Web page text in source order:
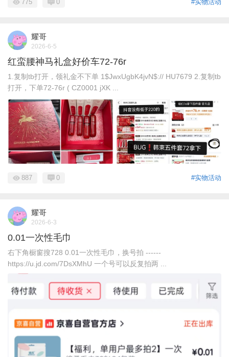
#实物活动
775 0
耀哥
2026-6-5
红蛮腰神马礼盒好价车72-76r
1.复制tb打开，领礼金不下单 1$JwxUgbK4jvN$:// HU7679 2.复制tb
打开，下单72-76r ( CZ0001 jXK ...
#实物活动
887 0
耀哥
2026-6-3
0.01一次性毛巾
右下角橱窗搜728 0.01一次性毛巾，换号拍 ------
https://u.jd.com/7DsXMhU 一个号可以反复拍两 ...